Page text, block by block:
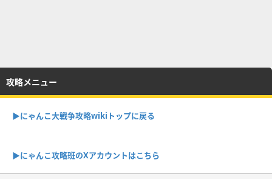
攻略メニュー
▶︎にゃんこ大戦争攻略wikiトップに戻る
▶︎にゃんこ攻略班のXアカウントはこちら